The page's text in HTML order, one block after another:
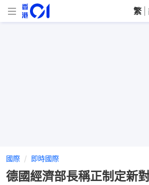
繁
國際 即時國際
德國經濟部長稱正制定新